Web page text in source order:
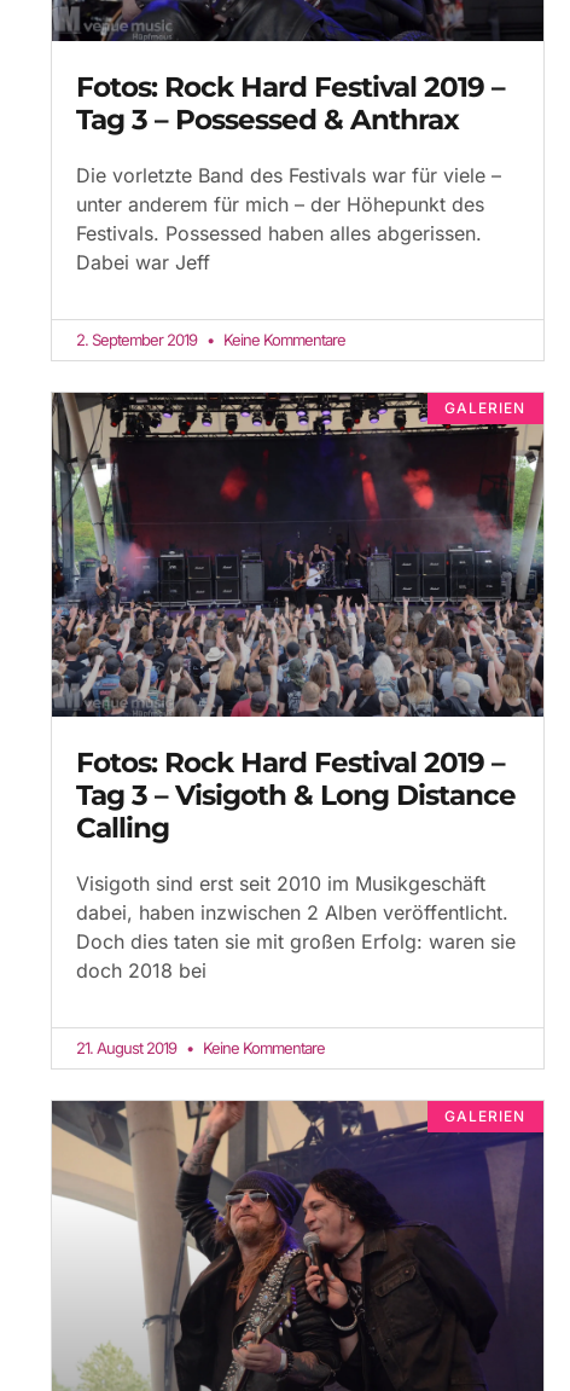
Fotos: Rock Hard Festival 2019 –
Tag 3 – Possessed & Anthrax
Die vorletzte Band des Festivals war für viele –
unter anderem für mich – der Höhepunkt des
Festivals. Possessed haben alles abgerissen.
Dabei war Jeff
2. September 2019 Keine Kommentare
GALERIEN
Fotos: Rock Hard Festival 2019 –
Tag 3 – Visigoth & Long Distance
Calling
Visigoth sind erst seit 2010 im Musikgeschäft
dabei, haben inzwischen 2 Alben veröffentlicht.
Doch dies taten sie mit großen Erfolg: waren sie
doch 2018 bei
21. August 2019 Keine Kommentare
GALERIEN